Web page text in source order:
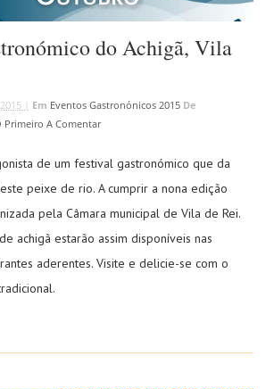
do Achigã, Vila
| Em Eventos Gastronónicos 2015 De
Primeiro A Comentar
de um festival gastronómico que da
peixe de rio. A cumprir a nona edição
pela Câmara municipal de Vila de Rei.
achigã estarão assim disponíveis nas
aderentes. Visite e delicie-se com o